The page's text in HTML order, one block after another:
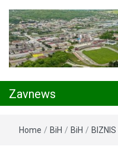
Zavnews
Home / BiH / BiH / BIZNIS